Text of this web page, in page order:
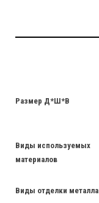
Размер Д*Ш*В
Виды используемых
материалов
Виды отделки металла